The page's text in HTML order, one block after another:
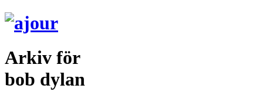
Arkiv för
bob dylan